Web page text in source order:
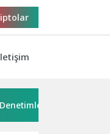
Sürdürüyor